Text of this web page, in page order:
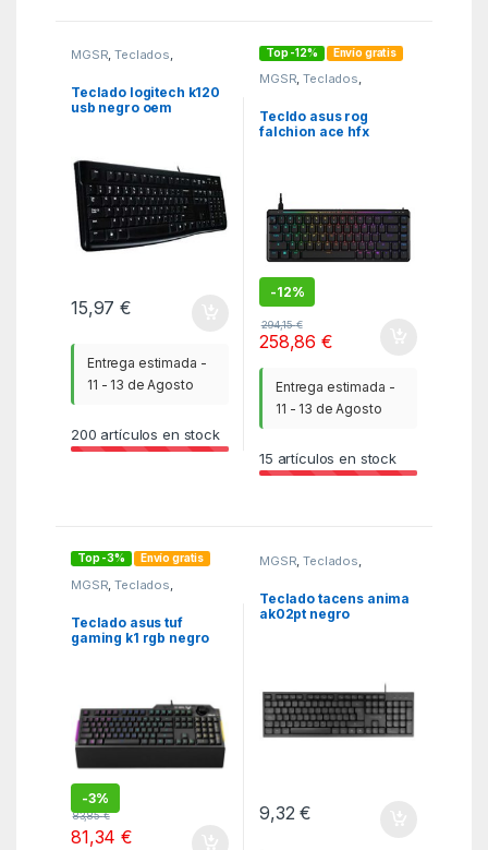
MGSR,Teclados,
Teclado logitech k120
usb negro oem
15,97€
Entrega estimada -
11 - 13 de Agosto
200 artículos en stock
Top -12% Envío gratis
MGSR,Teclados,
Tecldo asus rog
falchion ace hfx
-12%
294,15€
258,86€
Entrega estimada -
11 - 13 de Agosto
15 artículos en stock
Top -3% Envío gratis
MGSR ,Teclados
Teclados
Teclado asus tuf
gaming k1 rgb negro
-3%
83,85€
81,34€
MGSR ,Teclados
Teclados
Teclado tacens anima
ak02pt negro
9,32€